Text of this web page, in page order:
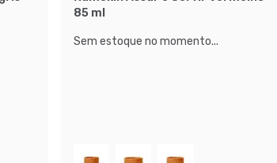
85 ml
Sem estoque no momento...